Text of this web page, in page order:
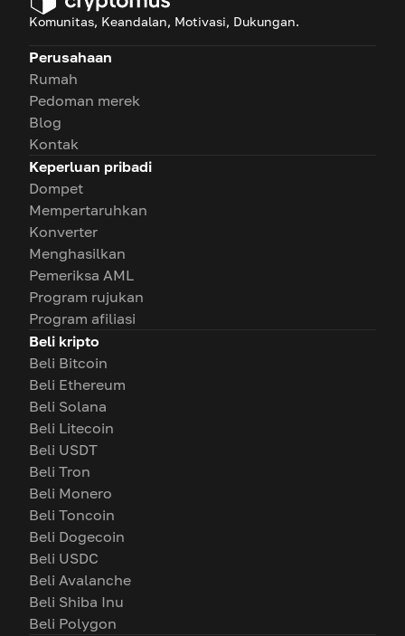
Komunitas, Keandalan, Motivasi, Dukungan.
Perusahaan
Rumah
Pedoman merek
Blog
Kontak
Keperluan pribadi
Dompet
Mempertaruhkan
Konverter
Menghasilkan
Pemeriksa AML
Program rujukan
Program afiliasi
Beli kripto
Beli Bitcoin
Beli Ethereum
Beli Solana
Beli Litecoin
Beli USDT
Beli Tron
Beli Monero
Beli Toncoin
Beli Dogecoin
Beli USDC
Beli Avalanche
Beli Shiba Inu
Beli Polygon